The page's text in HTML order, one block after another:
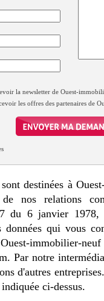
la newsletter de Ouest-
les offres des partenaires de
destinées à
nos relations
du 6 janvier 1978,
qui vous
immobilier-
Par notre
d'autres
ci-dessus.